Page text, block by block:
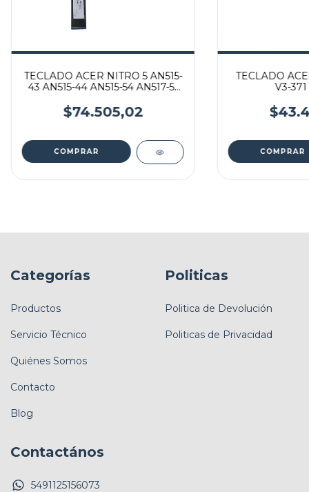
TECLADO ACER NITRO 5 AN515-
43 AN515-44 AN515-54 AN517-51
$74.505,02
TECLADO
V3-371
Categorías
Productos
Servicio Técnico
Quiénes Somos
Contacto
Blog
Politicas
Politica de Devolución
Politicas de Privacidad
Contactános
5491125156073